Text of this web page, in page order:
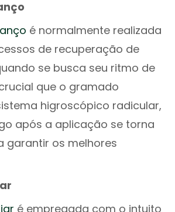
é normalmente realizada
de recuperação de
se busca seu ritmo de
que o gramado
higroscópico radicular,
após a aplicação se torna
garantir os melhores
é empregada com o intuito